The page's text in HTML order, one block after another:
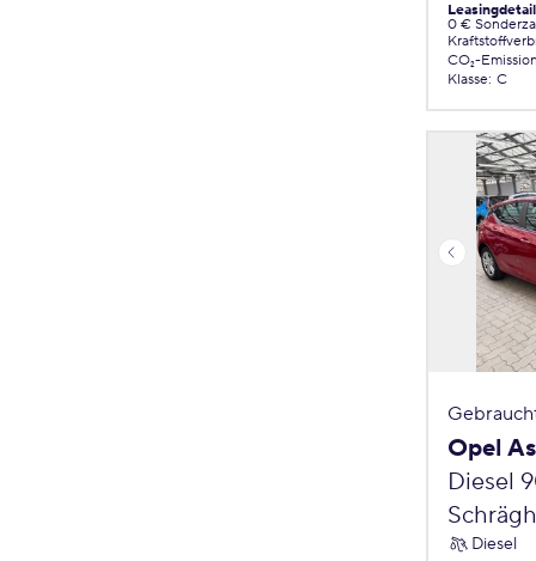
0 €
CO₂-
Klasse: C
Opel
Diesel
Diesel